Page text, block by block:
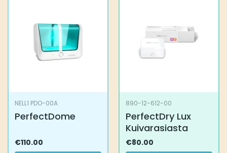
NELL1 PDO-00A
PerfectDome
€110.00
890-12-612-00
PerfectDry Lux
Kuivarasiasta
€80.00